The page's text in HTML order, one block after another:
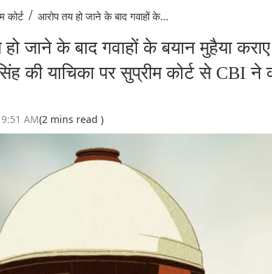
कोर्ट / आरोप तय हो जाने के बाद गवाहों के...
जाने के बाद गवाहों के बयान मुहैया कराए
की याचिका पर सुप्रीम कोर्ट से CBI ने
AM(2 mins read )